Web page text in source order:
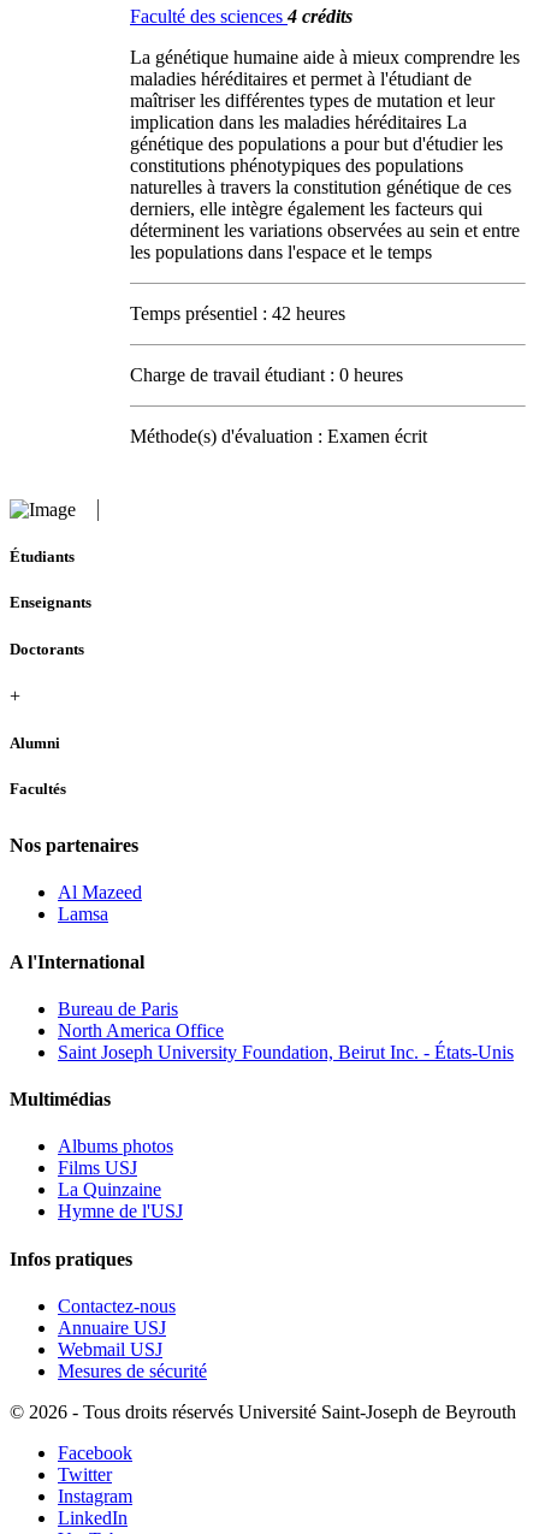
Faculté des sciences4 crédits
La génétique humaine aide à mieux comprendre les
maladies héréditaires et permet à l'étudiant de
maîtriser les différentes types de mutation et leur
implication dans les maladies héréditaires La
génétique des populations a pour but d'étudier les
constitutions phénotypiques des populations
naturelles à travers la constitution génétique de ces
derniers, elle intègre également les facteurs qui
déterminent les variations observées au sein et entre
les populations dans l'espace et le temps
Temps présentiel : 42 heures
Charge de travail étudiant : 0 heures
Méthode(s) d'évaluation : Examen écrit
Étudiants
Enseignants
Doctorants
+
Alumni
Facultés
Nos partenaires
Al Mazeed
Lamsa
A l'International
Bureau de Paris
North America Office
Saint Joseph University Foundation, Beirut Inc. - États-Unis
Multimédias
Albums photos
Films USJ
La Quinzaine
Hymne de l'USJ
Infos pratiques
Contactez-nous
Annuaire USJ
Webmail USJ
Mesures de sécurité
© 2026 - Tous droits réservés Université Saint-Joseph de Beyrouth
Facebook
Twitter
Instagram
LinkedIn